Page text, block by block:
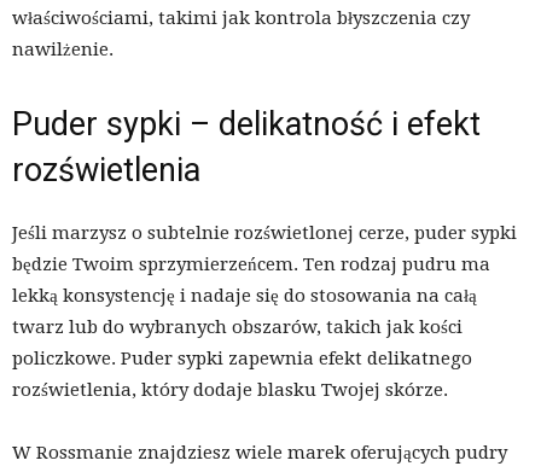
właściwościami, takimi jak kontrola błyszczenia czy
nawilżenie.
Puder sypki – delikatność i efekt
rozświetlenia
Jeśli marzysz o subtelnie rozświetlonej cerze, puder sypki
będzie Twoim sprzymierzeńcem. Ten rodzaj pudru ma
lekką konsystencję i nadaje się do stosowania na całą
twarz lub do wybranych obszarów, takich jak kości
policzkowe. Puder sypki zapewnia efekt delikatnego
rozświetlenia, który dodaje blasku Twojej skórze.
W Rossmanie znajdziesz wiele marek oferujących pudry